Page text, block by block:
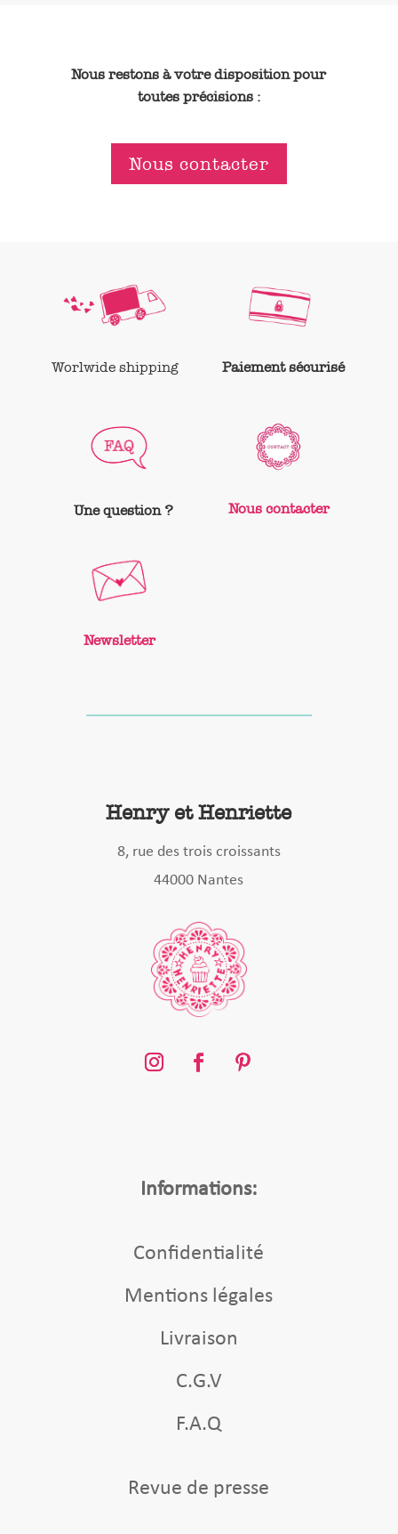
Nous restons à votre disposition pour
toutes précisions :
Nous contacter
Worlwide shipping Paiement sécurisé
Une question ? Nous contacter
Newsletter
Henry et Henriette
8, rue des trois croissants
44000 Nantes
Informations:
Confidentialité
Mentions légales
Livraison
C.G.V
F.A.Q
Revue de presse